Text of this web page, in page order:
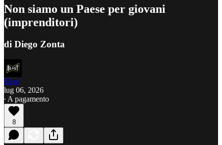
Non siamo un Paese per giovani
(imprenditori)
di Diego Zonta
Blast
lug 06, 2026
∙ A pagamento
8